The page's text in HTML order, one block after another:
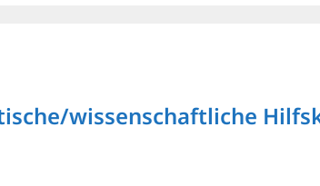
wissenschaftliche